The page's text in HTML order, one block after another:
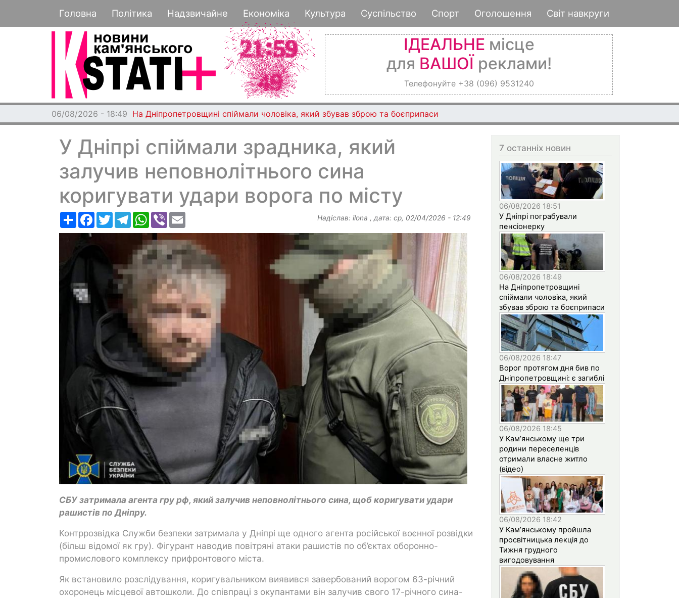
до
основного
Основная навигация
Головна Політика Надзвичайне Економіка Культура Суспільство Спорт Оголошення Світ навкруги
ІДЕАЛЬНЕ місце
для ВАШОЇ реклами!
Телефонуйте +38 (096) 9531240
06/08/2026 - 18:49 На Дніпропетровщині спіймали чоловіка, який збував зброю та боєприпаси
У Дніпрі спіймали зрадника, який
залучив неповнолітнього сина
коригувати удари ворога по місту
РесурсFacebook
TwitterTelegramWhatsApp
Viber Надіслав: ilona , дата: ср, 02/04/2026 - 12:49
СБУ затримала агента гру рф, який залучив неповнолітнього сина, щоб коригувати удари
рашистів по Дніпру.
Контррозвідка Служби безпеки затримала у Дніпрі ще одного агента російської воєнної розвідки
(більш відомої як гру). Фігурант наводив повітряні атаки рашистів по об’єктах оборонно-
промислового комплексу прифронтового міста.
Як встановило розслідування, коригувальником виявився завербований ворогом 63-річний
охоронець місцевої автошколи. До співпраці з окупантами він залучив свого 17-річного сина-
7 останніх новин
06/08/2026 18:51
У Дніпрі пограбували
пенсіонерку
06/08/2026 18:49
На Дніпропетровщині
спіймали чоловіка, який
збував зброю та боєприпаси
06/08/2026 18:47
Ворог протягом дня бив по
Дніпропетровщині: є загиблі
06/08/2026 18:45
У Кам’янському ще три
родини переселенців
отримали власне житло
(відео)
06/08/2026 18:42
У Кам’янському пройшла
просвітницька лекція до
Тижня грудного
вигодовування